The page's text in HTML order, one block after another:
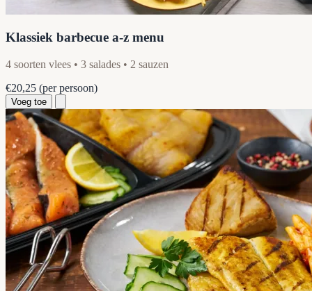
Klassiek barbecue a-z menu
4 soorten vlees • 3 salades • 2 sauzen
€20,25 (per persoon)
Voeg toe